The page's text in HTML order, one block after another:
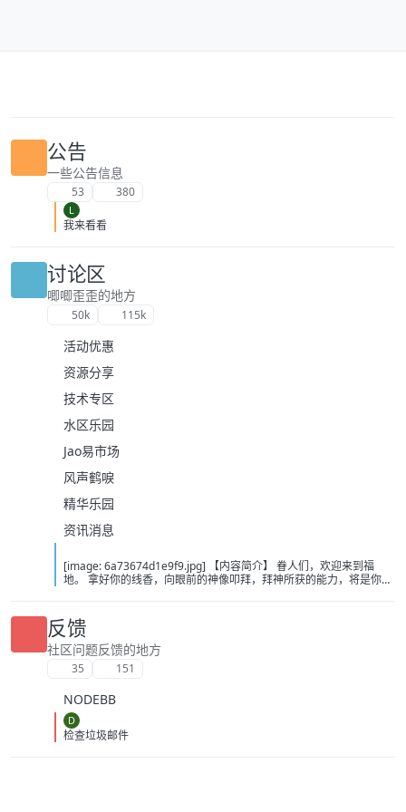
公告
一些公告信息
53 380
L
我来看看
讨论区
唧唧歪歪的地方
50k 115k
活动优惠
资源分享
技术专区
水区乐园
Jao易市场
风声鹤唳
精华乐园
资讯消息
[image: 6a73674d1e9f9.jpg] 【内容简介】 眷人们，欢迎来到福
地。 拿好你的线香，向眼前的神像叩拜，拜神所获的能力，将是你们
悲剧轮回…… 【作者简介】 作者：幻梦猎人，起点中文网作者，代表
作品：《灾厄收容所》《诡异分解指南》《天灾疯人院》《基因收容
所》等 【下载地址】 百度：
https://pan.baidu.com/s/1CTpsB1_Ju5NwzAhO0MvwZQ?pwd=9a1v
夸克：https://pan.quark.cn/s/ffe07719ebb3?pwd=aUYh 移动：
反馈
社区问题反馈的地方
35 151
NODEBB
D
检查垃圾邮件